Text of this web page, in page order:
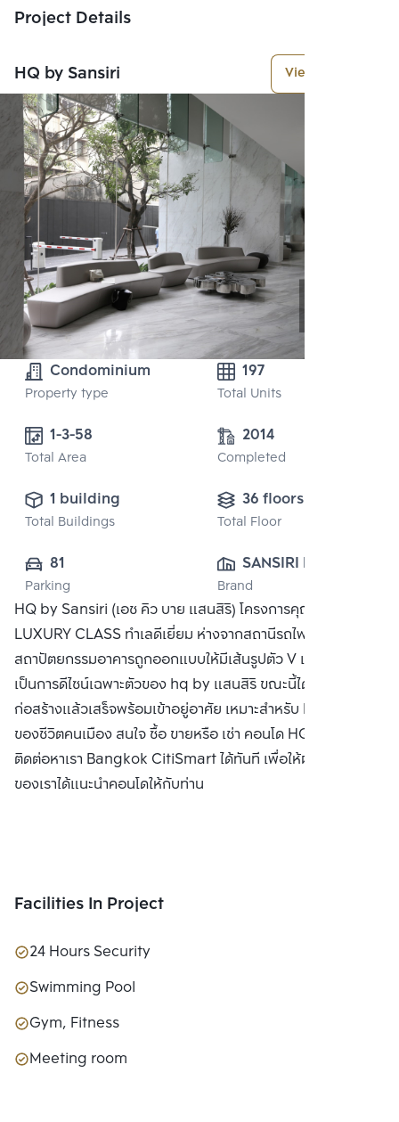
Project Details
HQ by Sansiri View More
Condominium
Property type
197
Total Units
Total Area
2014
Completed
1 building
Total Buildings
36 floors
Total Floor
81
Parking
SANSIRI PUBLIC
CO., LTD.
Brand
HQ by Sansiri (เอช คิว บาย แสนสิริ) โครงการคุณภาพระดับ
LUXURY CLASS ทำเลดีเยี่ยม ห่างจากสถานีรถไฟฟ้าทองหล่อ
สถาปัตยกรรมอาคารถูกออกแบบให้มีเส้นรูปตัว V เฉียงๆ
เป็นการดีไซน์เฉพาะตัวของ hq by แสนสิริ ขณะนี้ได้ดำเนินการ
ก่อสร้างแล้วเสร็จพร้อมเข้าอยู่อาศัย เหมาะสำหรับ Life Style
ของชีวิตคนเมือง สนใจ ซื้อ ขายหรือ เช่า คอนโด HQ by แสนสิริ
ติดต่อหาเรา Bangkok CitiSmart ได้ทันที เพื่อให้ผู้เชี่ยวชาญ
ของเราได้แนะนำคอนโดให้กับท่าน
Facilities In Project
24 Hours Security
Swimming Pool
Gym, Fitness
Meeting room